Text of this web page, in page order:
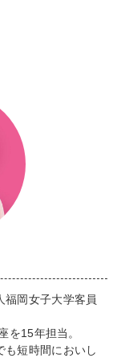
福岡女子大学客員
を15年担当。
も短時間においし